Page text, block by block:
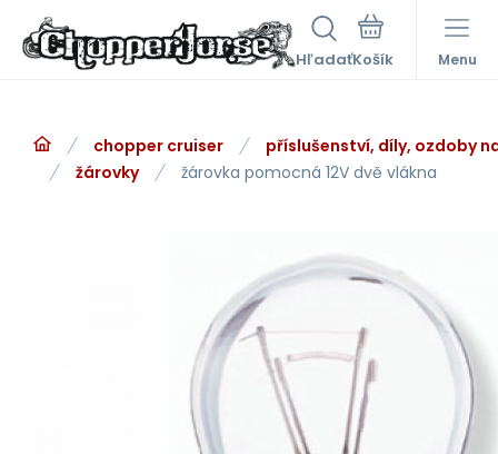
Hľadať Menu
chopper cruiser
příslušenství, díly, ozdoby
žárovky
žárovka pomocná 12V dvě vlákna